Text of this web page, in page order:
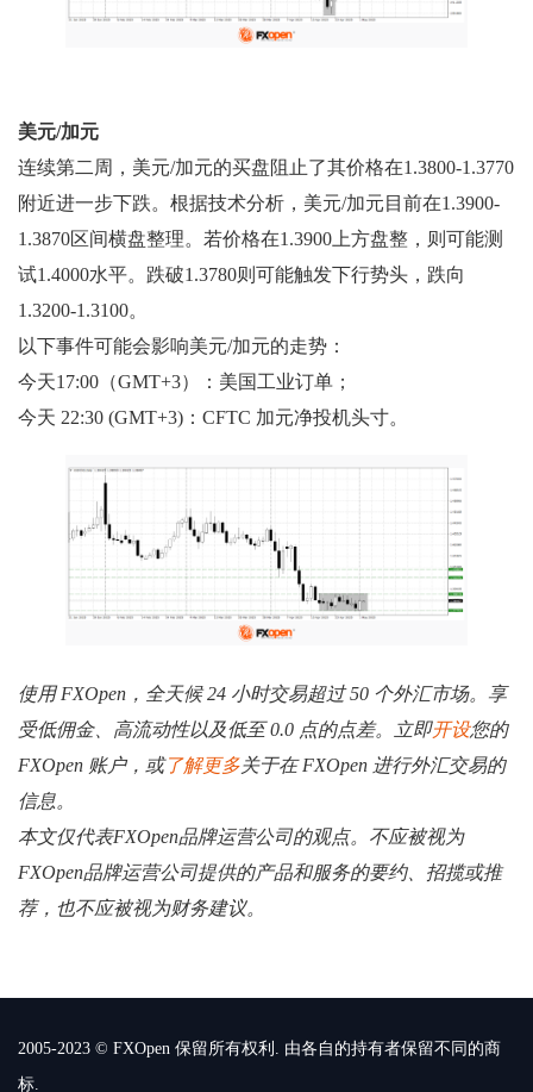
美元/加元
连续第二周，美元/加元的买盘阻止了其价格在1.3800-1.3770
附近进一步下跌。根据技术分析，美元/加元目前在1.3900-
1.3870区间横盘整理。若价格在1.3900上方盘整，则可能测
试1.4000水平。跌破1.3780则可能触发下行势头，跌向
1.3200-1.3100。
以下事件可能会影响美元/加元的走势：
今天17:00（GMT+3）：美国工业订单；
今天 22:30 (GMT+3)：CFTC 加元净投机头寸。
使用 FXOpen，全天候 24 小时交易超过 50 个外汇市场。享
受低佣金、高流动性以及低至 0.0 点的点差。立即开设您的
FXOpen 账户，或了解更多关于在 FXOpen 进行外汇交易的
信息。
本文仅代表FXOpen品牌运营公司的观点。不应被视为
FXOpen品牌运营公司提供的产品和服务的要约、招揽或推
荐，也不应被视为财务建议。
2005-2023 © FXOpen 保留所有权利. 由各自的持有者保留不同的商
标.